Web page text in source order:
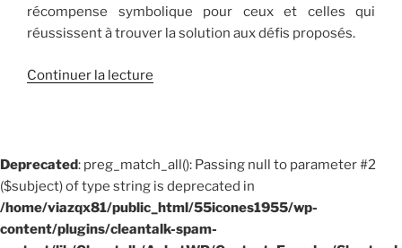
récompense symbolique pour ceux et celles qui
réussissent à trouver la solution aux défis proposés.
Continuer la lecture
sérieux »
Deprecated: preg_match_all(): Passing null to parameter #2
($subject) of type string is deprecated in
/home/viazqx81/public_html/55icones1955/wp-
content/plugins/cleantalk-spam-